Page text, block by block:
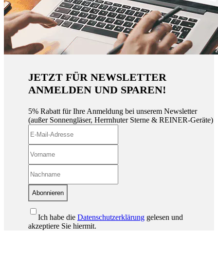
JETZT FÜR NEWSLETTER
ANMELDEN UND SPAREN!
5% Rabatt für Ihre Anmeldung bei unserem Newsletter
(außer Sonnengläser, Herrnhuter Sterne & REINER-Geräte)
Abonnieren
Ich habe die Datenschutzerklärung gelesen und
akzeptiere Sie hiermit.